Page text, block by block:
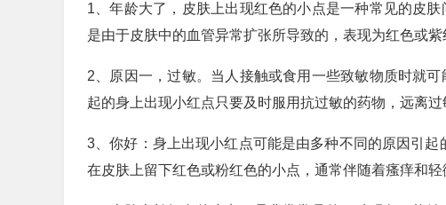
1、年龄大了，皮肤上出现红色的小点是一种常见的皮
是由于皮肤中的血管异常扩张所导致的，表现为红色或紫
2、原因一，过敏。当人接触或食用一些致敏物质时就
起的身上出现小红点只要及时服用抗过敏的药物，远离
3、你好：身上出现小红点可能是由多种不同的原因引
在皮肤上留下红色或粉红色的小点，通常伴随着瘙痒和轻